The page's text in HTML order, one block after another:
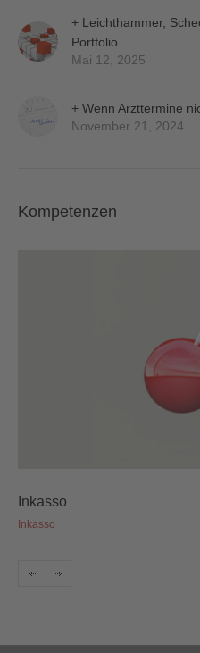
+ Leichthammer,
Portfolio
Mai 12, 2025
+ Wenn Arzttermine
November 21, 2024
Kompetenzen